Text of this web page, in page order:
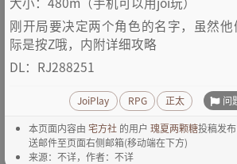
刚开局要决定两个角色的名字，虽然
际是按Z哦，内附详细攻略
DL：RJ288251
JoiPlay RPG 正太 问
本页面内容由 宅方社 的用户 瑰夏两颗糖投稿发
送邮件至页面右侧邮箱(移动端在下方)
来源：不详，作者：不详